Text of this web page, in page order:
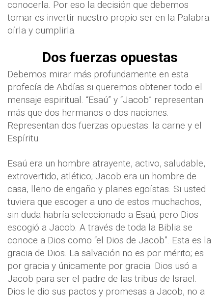
conocerla. Por eso la decisión que debemos
tomar es invertir nuestro propio ser en la Palabra:
oírla y cumplirla.
Dos fuerzas opuestas
Debemos mirar más profundamente en esta
profecía de Abdías si queremos obtener todo el
mensaje espiritual. “Esaú” y “Jacob” representan
más que dos hermanos o dos naciones.
Representan dos fuerzas opuestas: la carne y el
Espíritu.
Esaú era un hombre atrayente, activo, saludable,
extrovertido, atlético; Jacob era un hombre de
casa, lleno de engaño y planes egoístas. Si usted
tuviera que escoger a uno de estos muchachos,
sin duda habría seleccionado a Esaú; pero Dios
escogió a Jacob. A través de toda la Biblia se
conoce a Dios como “el Dios de Jacob”. Esta es la
gracia de Dios. La salvación no es por mérito; es
por gracia y únicamente por gracia. Dios usó a
Jacob para ser el padre de las tribus de Israel.
Dios le dio sus pactos y promesas a Jacob, no a